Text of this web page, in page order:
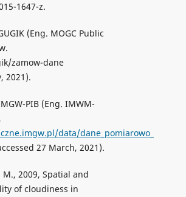
1647-z.
(Eng. MOGC Public
zamow-dane
2021).
PIB (Eng. IMWM-
data/dane_pomiarowo_
27 March, 2021).
M., 2009, Spatial and
of cloudiness in